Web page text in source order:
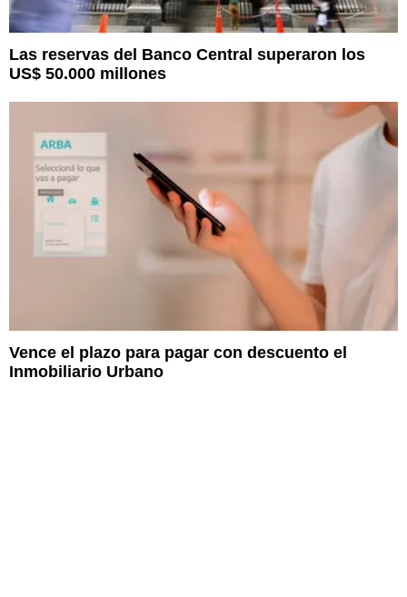
Las reservas del Banco Central superaron los
US$ 50.000 millones
Vence el plazo para pagar con descuento el
Inmobiliario Urbano